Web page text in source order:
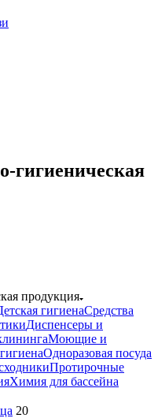
гигиеническая
продукция
гигиенаСредства
Диспенсеры и
Моющие и
Одноразовая посуда
Протирочные
Химия для бассейна
20